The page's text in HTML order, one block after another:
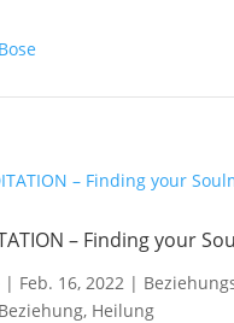
– Finding your
| Feb. 16, 2022|
, Heilung